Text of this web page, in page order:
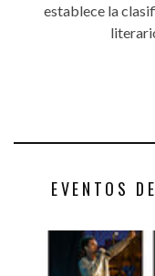
establece la
EVENTOS